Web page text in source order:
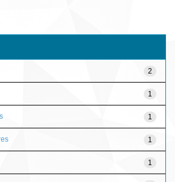
2
1
1
1
1